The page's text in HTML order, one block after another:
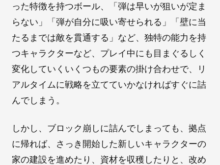
った特徴を持つボール、「弾は早いが狙いが定ま
らない」「弾が自分に吸い寄せられる」「壁に当
たるまでは敵を貫通する」など、独特の能力を持
つキャラクターなど、プレイ中にも目まぐるしく
変化していくいくつもの要素の掛け合わせで、リ
アルタイムに戦略を立てていかなければすぐに詰
んでしまう。
しかし、ブロック崩しに詰んでしまっても、拠点
に帰れば、さっき開始した新しいキャラクターの
家の建設を進めたり、資材を収穫したりと、改め